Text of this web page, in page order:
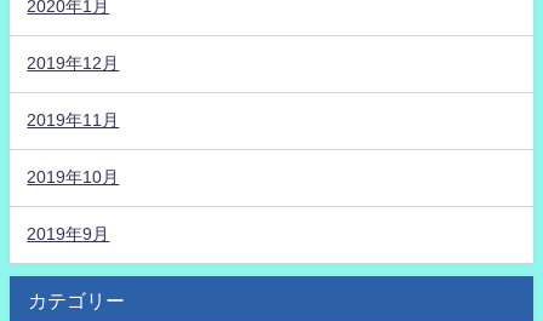
2020年1月
2019年12月
2019年11月
2019年10月
2019年9月
カテゴリー